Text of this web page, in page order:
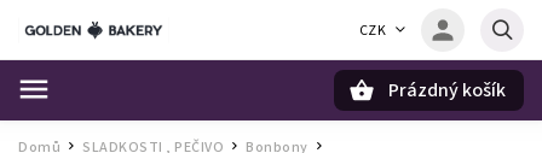
CZK
Prázdný košík
Domů / SLADKOSTI , PEČIVO / Bonbony